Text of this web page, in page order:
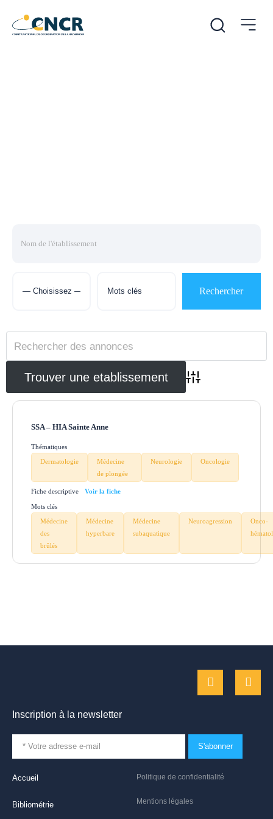
Advanced Search
SSA – HIA Sainte Anne
Thématiques
Dermatologie
Médecine
de plongée
Neurologie Oncologie
Fiche descriptive
Mots clés
Médecine
des
brûlés
Médecine
hyperbare
Médecine
subaquatique
Neuroagression
Onco-
Politique de confidentialité
Mentions légales
Accueil
Bibliométrie
Inscription à la newsletter
S'abonner